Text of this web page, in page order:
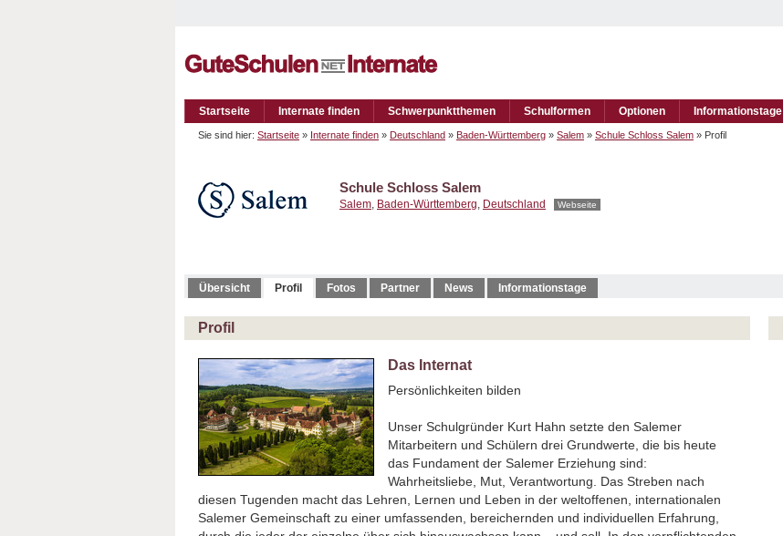
Startseite Internate finden Schwerpunktthemen Schulformen Optionen Informationstage
Sie sind hier: Startseite » Internate finden » Deutschland » Baden-Württemberg » Salem » Schule Schloss Salem » Profil
Schule Schloss Salem
Salem, Baden-Württemberg, Deutschland Webseite
Übersicht Profil Fotos Partner News Informationstage
Profil
Das Internat
Persönlichkeiten bilden
Unser Schulgründer Kurt Hahn setzte den Salemer
Mitarbeitern und Schülern drei Grundwerte, die bis heute
das Fundament der Salemer Erziehung sind:
Wahrheitsliebe, Mut, Verantwortung. Das Streben nach
diesen Tugenden macht das Lehren, Lernen und Leben in der weltoffenen, internationalen
Salemer Gemeinschaft zu einer umfassenden, bereichernden und individuellen Erfahrung,